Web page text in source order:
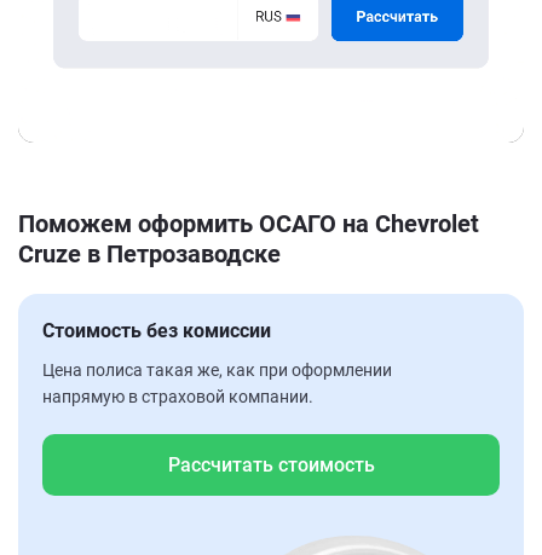
Поможем оформить ОСАГО на Chevrolet
Cruze в Петрозаводске
Стоимость без комиссии
Цена полиса такая же, как при оформлении
напрямую в страховой компании.
Рассчитать стоимость